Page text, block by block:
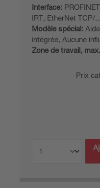
Interface:
IRT, EtherNet TCP/...
Modèle spécial:
intégrée, Aucune
Zone de travail,
Prix